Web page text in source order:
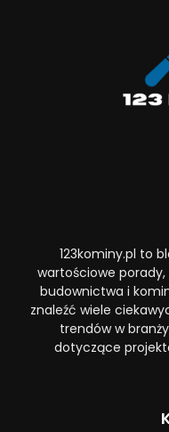
123kominy.pl to
wartościowe porady,
budownictwa i
znaleźć wiele
trendów w
dotyczące